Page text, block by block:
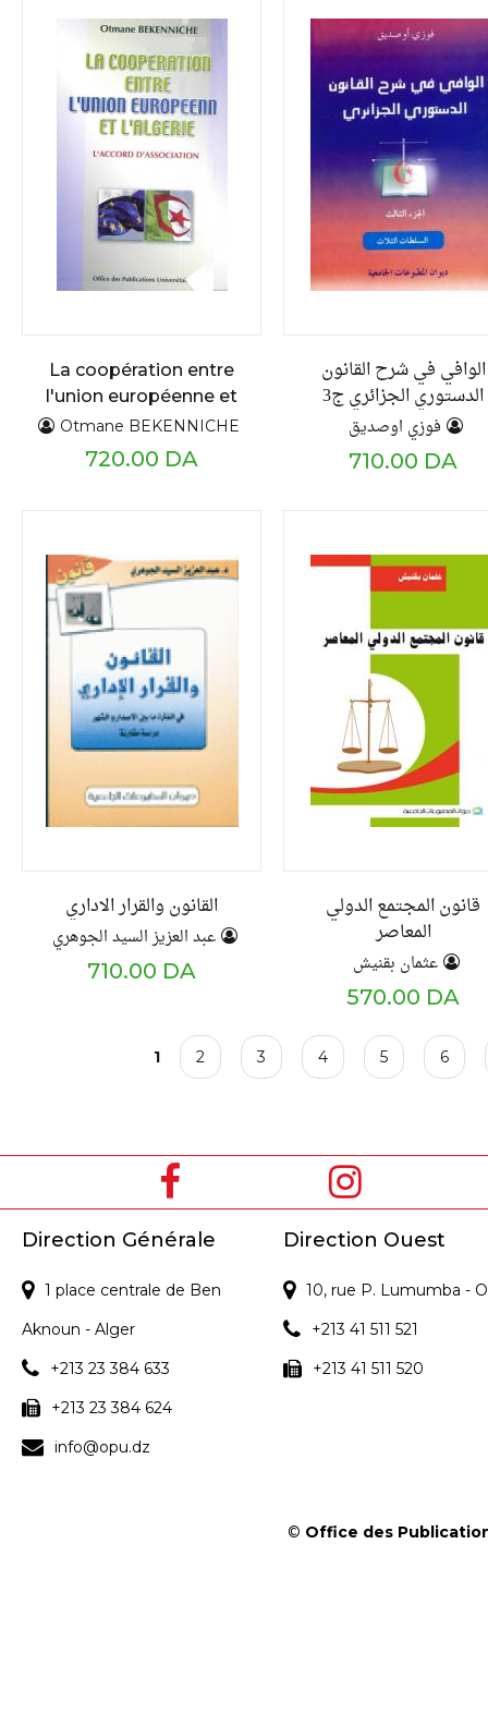
La coopération entre
l'union européenne et
l’Algérie l'accord
d'association
Otmane BEKENNICHE
720.00 DA
الوافي في شرح القانون
الدستوري الجزائري ج3
فوزي اوصديق
710.00 DA
القانون والقرار الاداري
عبد العزيز السيد الجوهري
710.00 DA
قانون المجتمع الدولي
المعاصر
عثمان بقنيش
570.00 DA
g
1 2 3 4 5 6
Direction Générale
1 place centrale de Ben
Aknoun - Alger
+213 23 384 633
+213 23 384 624
info@opu.dz
Direction Ouest
10, rue P. Lumumba -
+213 41 511 521
+213 41 511 520
© Office des